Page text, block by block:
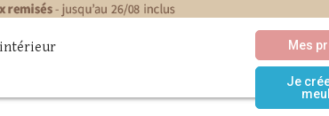
Mes
Je
intérieur